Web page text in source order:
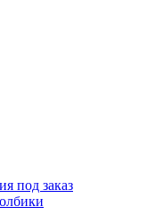
под заказ